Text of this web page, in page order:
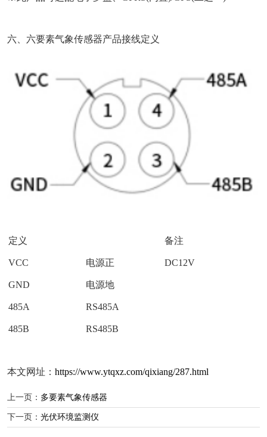
六、六要素气象传感器产品接线定义
定义 备注
VCC 电源正 DC12V
GND 电源地
485A RS485A
485B RS485B
本文网址： https://www.ytqxz.com/qixiang/287.html
上一页： 多要素气象传感器
下一页： 光伏环境监测仪